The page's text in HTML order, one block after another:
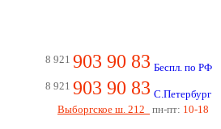
8 921 903 90 83 Беспл. по РФ
8 921 903 90 83 С.Петербург
Выборгское ш. 212
пн-пт: 10-18